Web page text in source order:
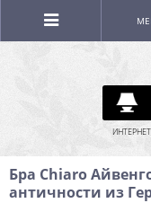
Бра Chiaro
античности из